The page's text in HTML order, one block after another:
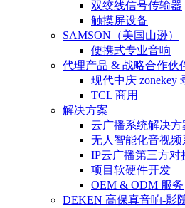
双绞线信号传输器
触摸屏设备
SAMSON（美国山逊）
便携式专业音响
代理产品 & 战略合作伙
现代中庆 zonekey
TCL 商用
解决方案
云广播系统解决方
无人智能化音视
IP云广播第三方对
项目软硬件开发
OEM & ODM 服务
DEKEN 高保真音响-影